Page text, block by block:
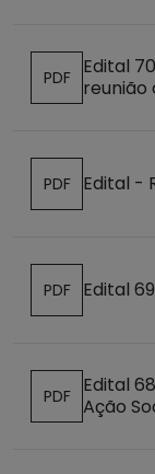
Abre num
PDF
Edital
reunião
Abre num
PDF Edital -
Abre num
PDF Edital
Abre num
PDF
Edital
Ação